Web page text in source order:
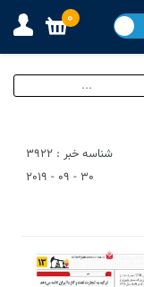
شناسه خبر : 3922
30 - 09 - 2019
0